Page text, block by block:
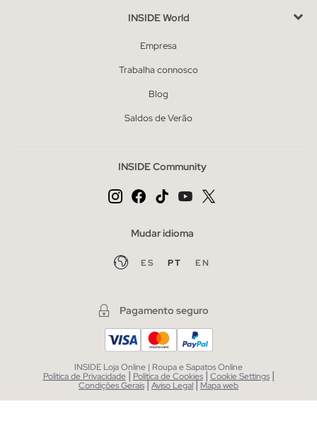
INSIDE World
Empresa
Trabalha connosco
Blog
Saldos de Verão
INSIDE Community
Mudar idioma
ES PT EN
Pagamento seguro
INSIDE Loja Online | Roupa e Sapatos Online
Política de Privacidade | Política de Cookies | Cookie Settings |
Condições Gerais|Aviso Legal| Mapa web